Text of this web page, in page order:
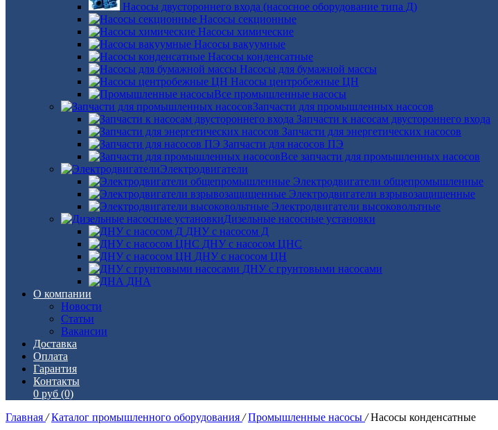
Насосы двустороннего входа (насосное оборудование типа Д)
Насосы секционные
Насосы химические
Насосы вакуумные
Насосы конденсатные
Насосы для бумажной массы
Насосы центробежные ЦН
Все промышленные насосы
Запчасти для промышленных насосов
Запчасти к насосам двустороннего входа
Запчасти для энергетических насосов
Запчасти для насосов ПЭ
Все запчасти для промышленных насосов
Электродвигатели
Электродвигатели общепромышленные
Электродвигатели взрывозащищенные
Электродвигатели высоковольтные
Дизельные насосные установки
ДНУ с насосом Д
ДНУ с насосом ЦНС
ДНУ с насосом ЦН
ДНУ с грунтовыми насосами
ДНА
О компании
Новости
Статьи
Вакансии
Доставка
Оплата
Гарантия
Контакты
0 руб (0)
Главная / Каталог промышленного оборудования / Промышленные насосы / Насосы конденсатные